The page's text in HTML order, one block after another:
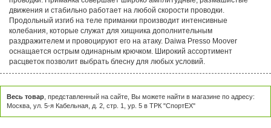
движения и стабильно работает на любой скорости проводки.
Продольный изгиб на теле приманки производит интенсивные
колебания, которые служат для хищника дополнительным
раздражителем и провоцируют его на атаку. Daiwa Presso Moover
оснащается острым одинарным крючком. Широкий ассортимент
расцветок позволит выбрать блесну для любых условий.
Весь товар , представленный на сайте, Вы можете найти в магазине по адресу:
Москва, ул. 5-я Кабельная, д. 2, стр. 1, ур. 5 в ТРК "СпортЕХ"